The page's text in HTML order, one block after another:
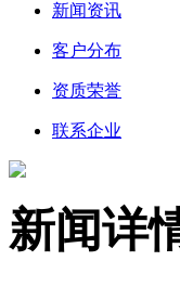
新闻资讯
客户分布
资质荣誉
联系企业
新闻详